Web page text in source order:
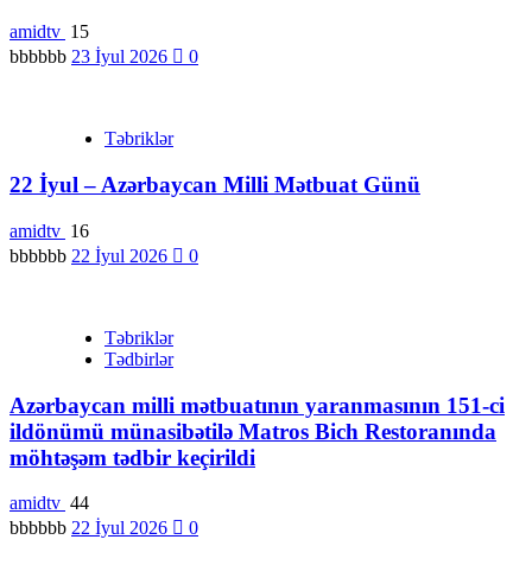
amidtv 15
bbbbbb 23 İyul 2026 0
Təbriklər
22 İyul – Azərbaycan Milli Mətbuat Günü
amidtv 16
bbbbbb 22 İyul 2026 0
Təbriklər
Tədbirlər
Azərbaycan milli mətbuatının yaranmasının 151-ci
ildönümü münasibətilə Matros Bich Restoranında
möhtəşəm tədbir keçirildi
amidtv 44
bbbbbb 22 İyul 2026 0